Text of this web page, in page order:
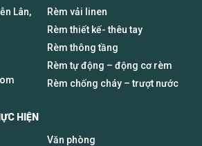
Lân,
Rèm vải linen
Rèm thiết kế- thêu tay
Rèm thông tầng
Rèm tự động – động cơ rèm
Rèm chống cháy – trượt nước
HIỆN
Văn phòng